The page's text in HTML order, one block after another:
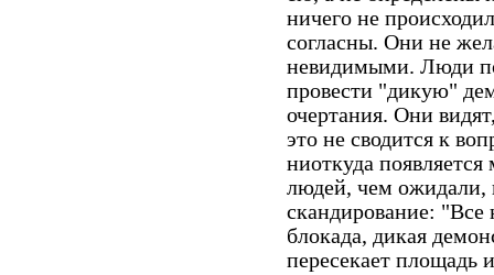
ничего не
согласны. Они не
невидимыми. Люди
провести "дикую"
очертания. Они
это не сводится к
ниоткуда
людей, чем ожидали,
скандирование:
блокада, дикая
пересекает площадь